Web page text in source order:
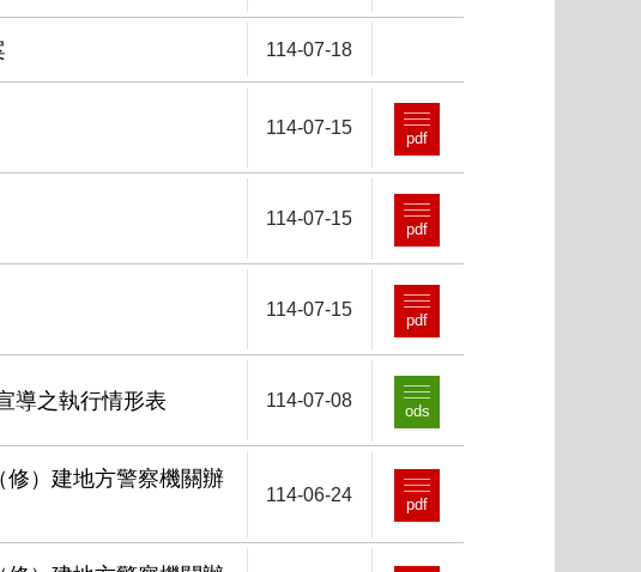
114-07-18
114-07-15
pdf
114-07-15
pdf
114-07-15
pdf
導之執行情形表 114-07-08
ods
）建地方警察機關辦
114-06-24 pdf